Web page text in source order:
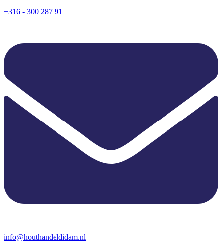
+316 - 300 287 91
info@houthandeldidam.nl